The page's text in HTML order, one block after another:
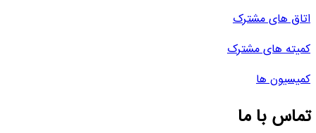
اتاق های مشترک
کمیته های مشترک
کمیسیون ها
تماس با ما